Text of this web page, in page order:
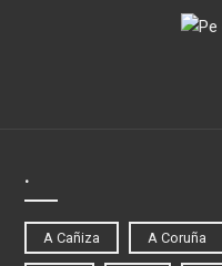
.
A Cañiza A Coruña